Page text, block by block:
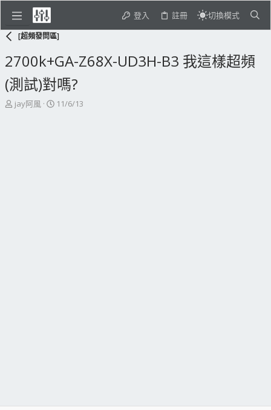
登入 註冊 切換模式
[超頻發問區]
2700k+GA-Z68X-UD3H-B3 我這樣超頻
(測試)對嗎?
主
jay阿風
開
11/6/13